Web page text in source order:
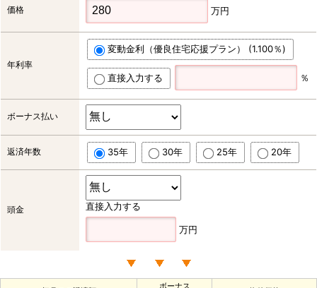
価格 万円
年利率
変動金利（優良住宅応援プラン） (1.100％)
直接入力する ％
ボーナス払い
返済年数 35年 30年 25年 20年
頭金 直接入力する
万円
ボーナス